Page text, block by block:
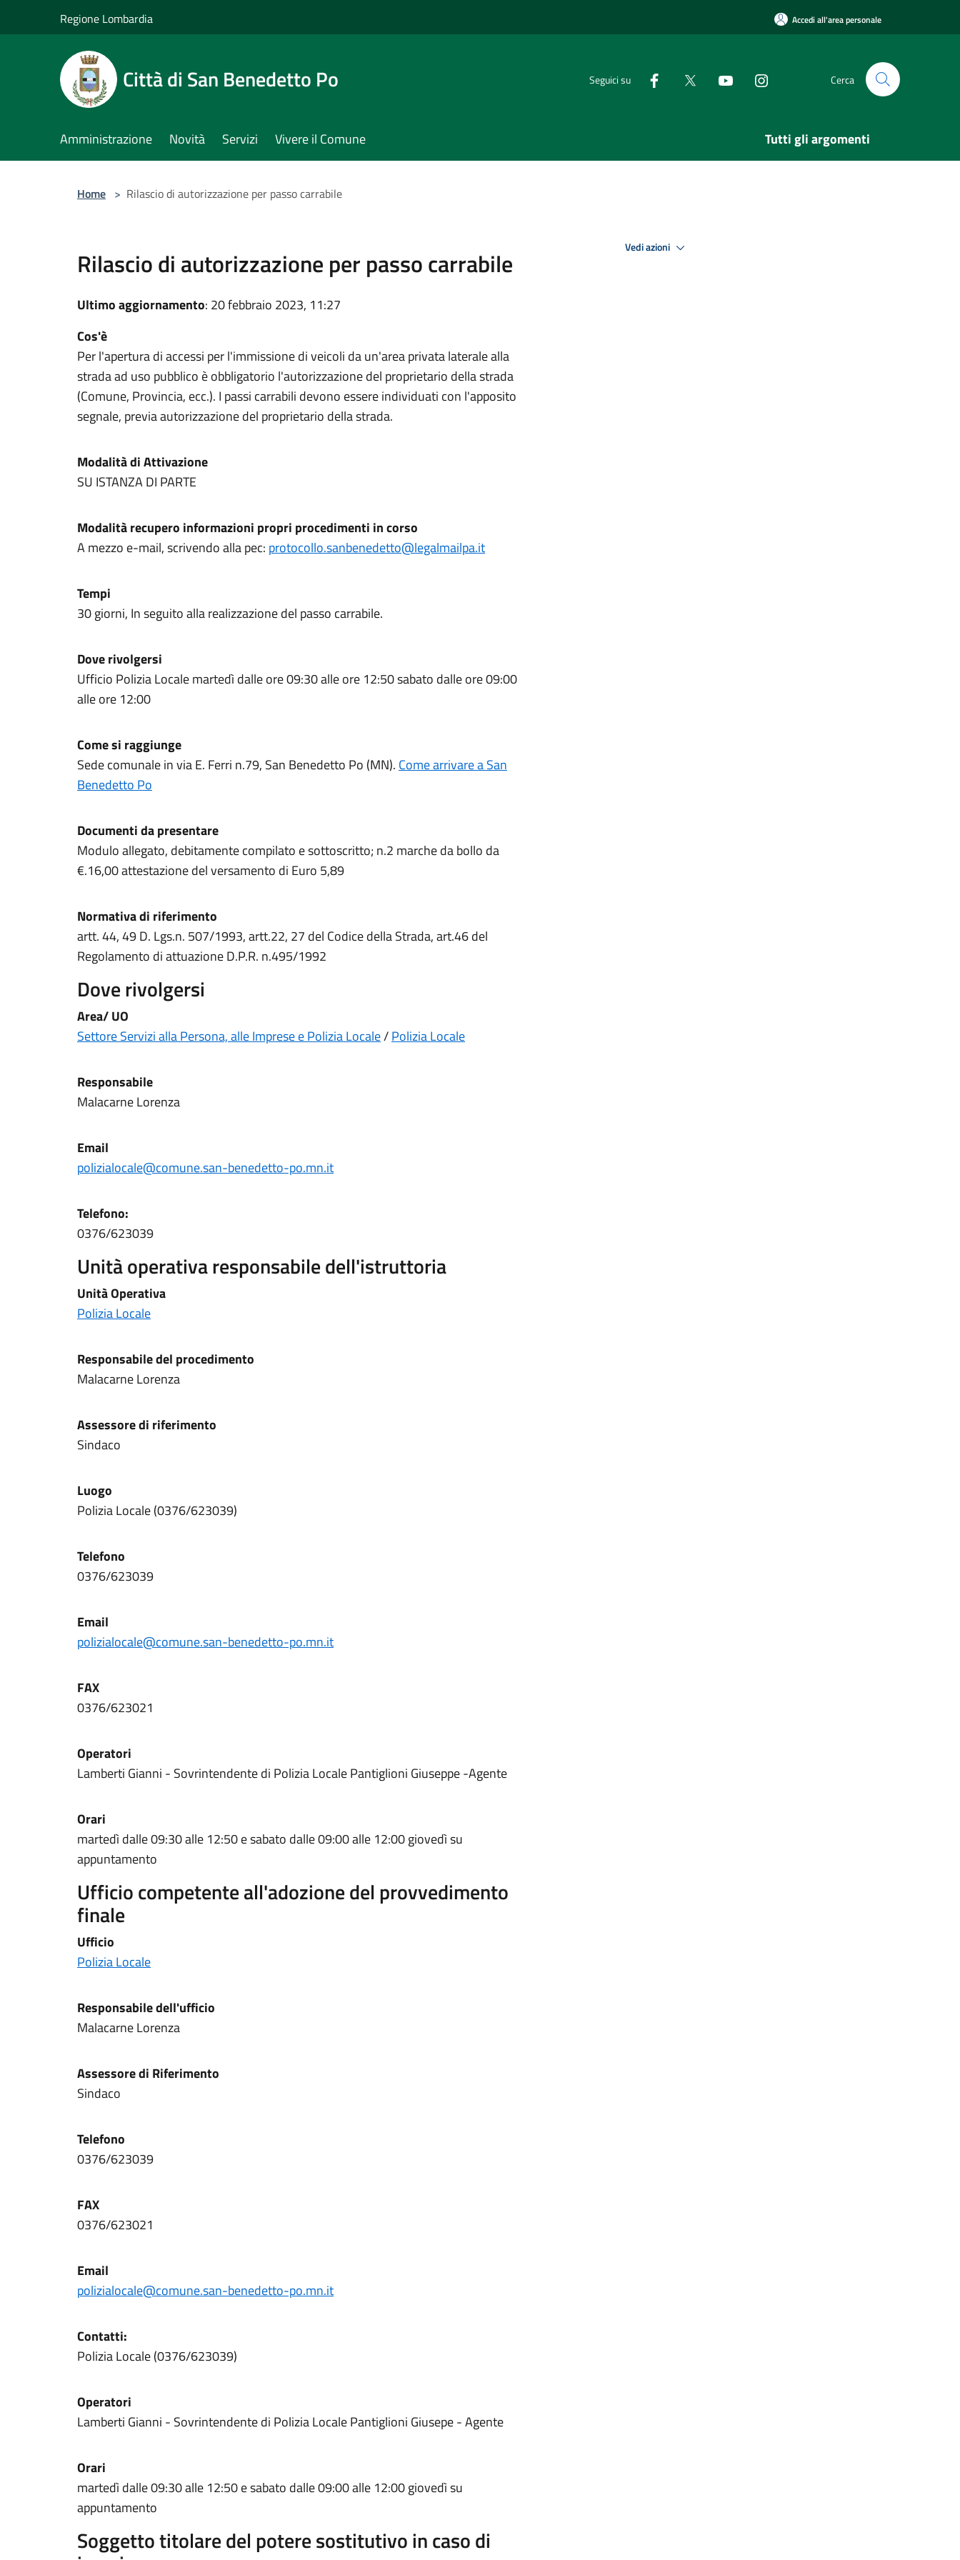
Regione Lombardia Accedi all'area personale
Città di San Benedetto Po Seguici su Cerca
Amministrazione Novità Servizi Vivere il Comune Tutti gli argomenti
Home > Rilascio di autorizzazione per passo carrabile
Rilascio di autorizzazione per passo carrabile
Ultimo aggiornamento: 20 febbraio 2023, 11:27
Cos'è
Per l'apertura di accessi per l'immissione di veicoli da un'area privata laterale alla
strada ad uso pubblico è obbligatorio l'autorizzazione del proprietario della strada
(Comune, Provincia, ecc.). I passi carrabili devono essere individuati con l'apposito
segnale, previa autorizzazione del proprietario della strada.
Modalità di Attivazione
SU ISTANZA DI PARTE
Modalità recupero informazioni propri procedimenti in corso
A mezzo e-mail, scrivendo alla pec: protocollo.sanbenedetto@legalmailpa.it
Tempi
30 giorni, In seguito alla realizzazione del passo carrabile.
Dove rivolgersi
Ufficio Polizia Locale martedì dalle ore 09:30 alle ore 12:50 sabato dalle ore 09:00
alle ore 12:00
Come si raggiunge
Sede comunale in via E. Ferri n.79, San Benedetto Po (MN). Come arrivare a San
Benedetto Po
Documenti da presentare
Modulo allegato, debitamente compilato e sottoscritto; n.2 marche da bollo da
€.16,00 attestazione del versamento di Euro 5,89
Normativa di riferimento
artt. 44, 49 D. Lgs.n. 507/1993, artt.22, 27 del Codice della Strada, art.46 del
Regolamento di attuazione D.P.R. n.495/1992
Dove rivolgersi
Area/ UO
Settore Servizi alla Persona, alle Imprese e Polizia Locale/Polizia Locale
Responsabile
Malacarne Lorenza
Email
polizialocale@comune.san-benedetto-po.mn.it
Telefono:
0376/623039
Unità operativa responsabile dell'istruttoria
Unità Operativa
Polizia Locale
Responsabile del procedimento
Malacarne Lorenza
Assessore di riferimento
Sindaco
Luogo
Polizia Locale (0376/623039)
Telefono
0376/623039
Email
polizialocale@comune.san-benedetto-po.mn.it
FAX
0376/623021
Operatori
Lamberti Gianni - Sovrintendente di Polizia Locale Pantiglioni Giuseppe -Agente
Orari
martedì dalle 09:30 alle 12:50 e sabato dalle 09:00 alle 12:00 giovedì su
appuntamento
Ufficio competente all'adozione del provvedimento
finale
Ufficio
Polizia Locale
Responsabile dell'ufficio
Malacarne Lorenza
Assessore di Riferimento
Sindaco
Telefono
0376/623039
FAX
0376/623021
Email
polizialocale@comune.san-benedetto-po.mn.it
Contatti:
Polizia Locale (0376/623039)
Operatori
Lamberti Gianni - Sovrintendente di Polizia Locale Pantiglioni Giusepe - Agente
Orari
martedì dalle 09:30 alle 12:50 e sabato dalle 09:00 alle 12:00 giovedì su
appuntamento
Soggetto titolare del potere sostitutivo in caso di
Vedi azioni